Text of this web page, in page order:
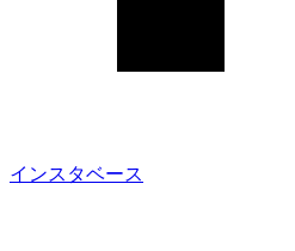
インスタベース